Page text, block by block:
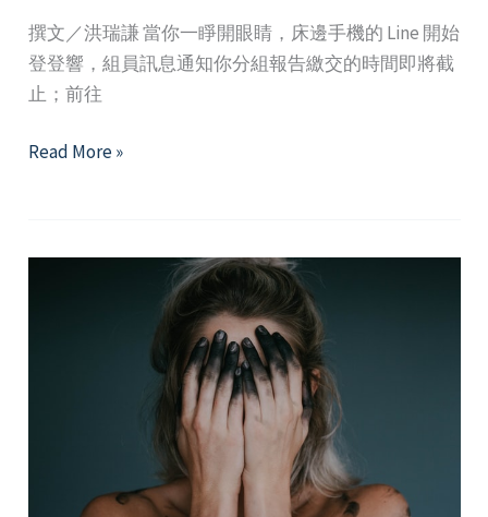
撰文／洪瑞謙 當你一睜開眼睛，床邊手機的 Line 開始
登登響，組員訊息通知你分組報告繳交的時間即將截
止；前往
從
Read More »